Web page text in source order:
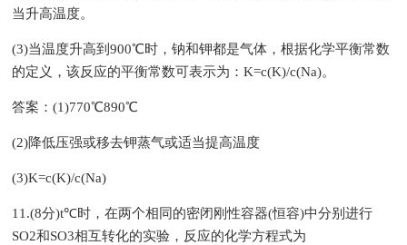
当升高温度。
(3)当温度升高到900℃时，钠和钾都是气体，根据化学平衡常数
的定义，该反应的平衡常数可表示为：K=c(K)/c(Na)。
答案：(1)770℃890℃
(2)降低压强或移去钾蒸气或适当提高温度
(3)K=c(K)/c(Na)
11.(8分)t℃时，在两个相同的密闭刚性容器(恒容)中分别进行
SO2和SO3相互转化的实验，反应的化学方程式为